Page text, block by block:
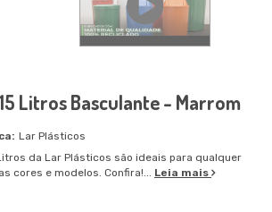
Litros Basculante - Marrom
Lar Plásticos
da Lar Plásticos são ideais para qualquer
cores e modelos. Confira!... Leia mais